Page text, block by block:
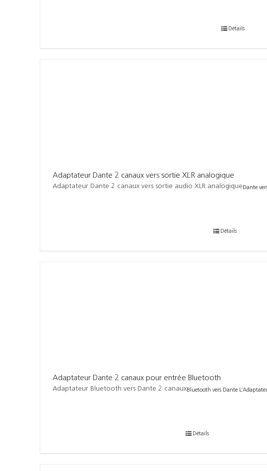
Détails
Adaptateur Dante 2 canaux vers sortie XLR analogique
Adaptateur Dante 2 canaux vers sortie audio XLR analogique Dante
Détails
Adaptateur Dante 2 canaux pour entrée Bluetooth
Adaptateur Bluetooth vers Dante 2 canauxBluetooth vers Dante
Détails